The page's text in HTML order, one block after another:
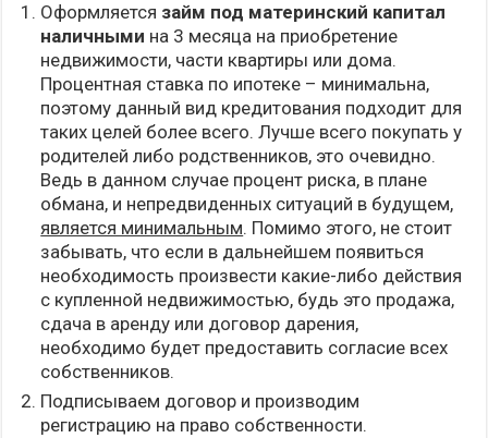
Оформляется займ под материнский капитал
наличными на 3 месяца на приобретение
недвижимости, части квартиры или дома.
Процентная ставка по ипотеке – минимальна,
поэтому данный вид кредитования подходит для
таких целей более всего. Лучше всего покупать у
родителей либо родственников, это очевидно.
Ведь в данном случае процент риска, в плане
обмана, и непредвиденных ситуаций в будущем,
является минимальным. Помимо этого, не стоит
забывать, что если в дальнейшем появиться
необходимость произвести какие-либо действия
с купленной недвижимостью, будь это продажа,
сдача в аренду или договор дарения,
необходимо будет предоставить согласие всех
собственников.
Подписываем договор и производим
регистрацию на право собственности.